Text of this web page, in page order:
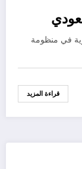
في منظومة
قراءة المزيد